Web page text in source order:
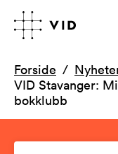
Forside
VID Stavanger:
bokklubb